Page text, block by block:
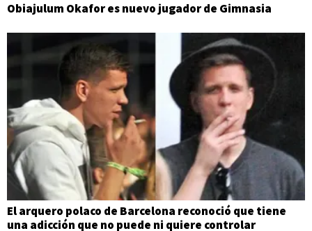
Obiajulum Okafor es nuevo jugador de Gimnasia
El arquero polaco de Barcelona reconoció que tiene
una adicción que no puede ni quiere controlar